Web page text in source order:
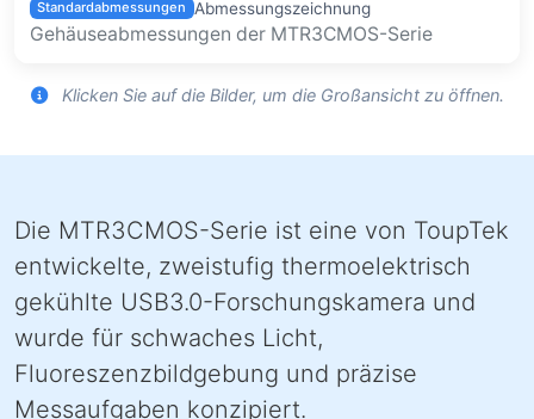
Standardabmessungen Abmessungszeichnung
Gehäuseabmessungen der MTR3CMOS-Serie
Klicken Sie auf die Bilder, um die Großansicht zu öffnen.
Die MTR3CMOS-Serie ist eine von ToupTek
entwickelte, zweistufig thermoelektrisch
gekühlte USB3.0-Forschungskamera und
wurde für schwaches Licht,
Fluoreszenzbildgebung und präzise
Messaufgaben konzipiert.